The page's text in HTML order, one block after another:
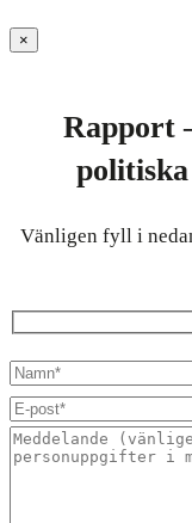
×
Rapport
Vänligen fyll i